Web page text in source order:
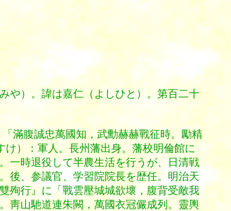
や）。諱は嘉仁（よしひと）。第百二十
滿腹誠忠萬國知，武勳赫赫戰征時。勵精
）：軍人。長州藩出身。藩校明倫館に
一時退役して半農生活を行うが、日清戦
後、参議官、学習院院長を歴任。明治天
殉行』に「戰雲壓城城欲壞，腹背受敵我
靑山馳道連朱闕，萬國衣冠儼成列。靈輿